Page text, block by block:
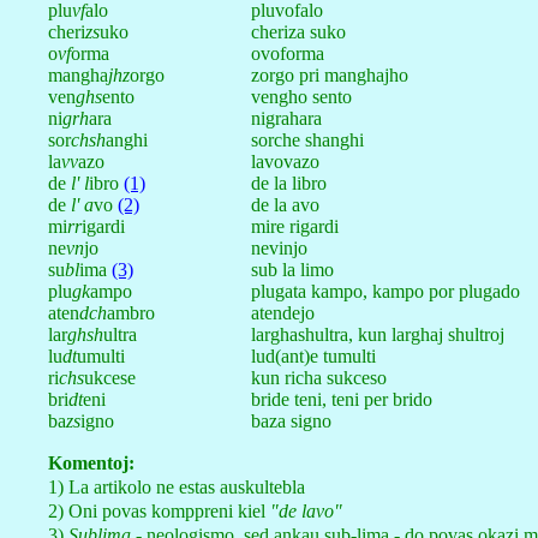
pluvfalo
cherizsuko
ovforma
manghajhzorgo
venghsento
nigrhara
sorchshanghi
lavvazo
de l' libro (1)
de l' avo (2)
mirrigardi
nevnjo
sublima (3)
plugkampo
atendchambro
larghshultra
ludtumulti
richsukcese
bridteni
bazsigno
pluvofalo
cheriza suko
ovoforma
zorgo pri manghajho
vengho sento
nigrahara
sorche shanghi
lavovazo
de la libro
de la avo
mire rigardi
nevinjo
sub la limo
plugata kampo, kampo por plugado
atendejo
larghashultra, kun larghaj shultroj
lud(ant)e tumulti
kun richa sukceso
bride teni, teni per brido
baza signo
Komentoj:
1) La artikolo ne estas auskultebla
2) Oni povas komppreni kiel "de lavo"